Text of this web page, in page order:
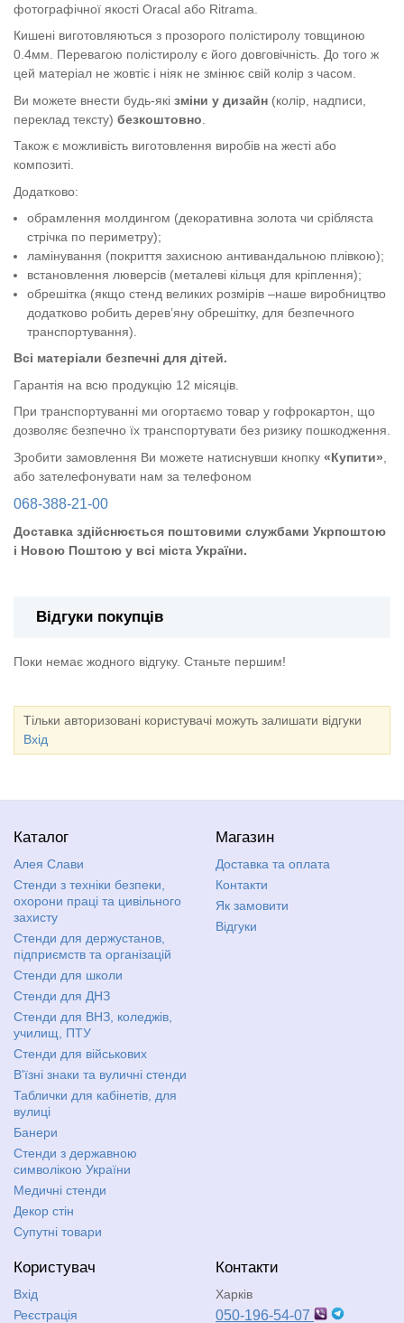
фотографічної якості Oracal або Ritrama.
Кишені виготовляються з прозорого полістиролу товщиною
0.4мм. Перевагою полістиролу є його довговічність. До того ж
цей матеріал не жовтіє і ніяк не змінює свій колір з часом.
Ви можете внести будь-які зміни у дизайн (колір, надписи,
переклад тексту) безкоштовно
Також є можливість виготовлення виробів на жесті або
композиті.
Додатково:
обрамлення молдингом (декоративна золота чи срібляста
стрічка по периметру);
ламінування (покриття захисною антивандальною плівкою);
встановлення люверсів (металеві кільця для кріплення);
обрешітка (якщо стенд великих розмірів –наше виробництво
додатково робить дерев’яну обрешітку, для безпечного
транспортування).
Всі матеріали безпечні для дітей.
Гарантія на всю продукцію 12 місяців.
При транспортуванні ми огортаємо товар у гофрокартон, що
дозволяє безпечно їх транспортувати без ризику пошкодження.
Зробити замовлення Ви можете натиснувши кнопку «Купити»
або зателефонувати нам за телефоном
068-388-21-00
Доставка здійснюється поштовими службами Укрпоштою
і Новою Поштою у всі міста України.
Відгуки покупців
Поки немає жодного відгуку. Станьте першим!
Тільки авторизовані користувачі можуть залишати відгуки
Вхід
Каталог
Алея Слави
Стенди з техніки безпеки,
охорони праці та цивільного
захисту
Стенди для держустанов,
підприємств та організацій
Стенди для школи
Стенди для ДНЗ
Стенди для ВНЗ, коледжів,
училищ, ПТУ
Стенди для військових
В'їзні знаки та вуличні стенди
Таблички для кабінетів, для
вулиці
Банери
Стенди з державною
символікою України
Медичні стенди
Декор стін
Супутні товари
Магазин
Доставка та оплата
Контакти
Як замовити
Відгуки
Користувач
Вхід
Реєстрація
Контакти
Харків
050-196-54-07